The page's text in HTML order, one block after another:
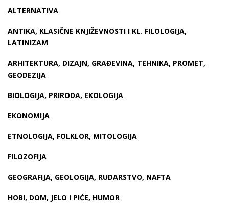
ALTERNATIVA
ANTIKA, KLASIČNE KNJIŽEVNOSTI I KL. FILOLOGIJA,
LATINIZAM
ARHITEKTURA, DIZAJN, GRAĐEVINA, TEHNIKA, PROMET,
GEODEZIJA
BIOLOGIJA, PRIRODA, EKOLOGIJA
EKONOMIJA
ETNOLOGIJA, FOLKLOR, MITOLOGIJA
FILOZOFIJA
GEOGRAFIJA, GEOLOGIJA, RUDARSTVO, NAFTA
HOBI, DOM, JELO I PIĆE, HUMOR